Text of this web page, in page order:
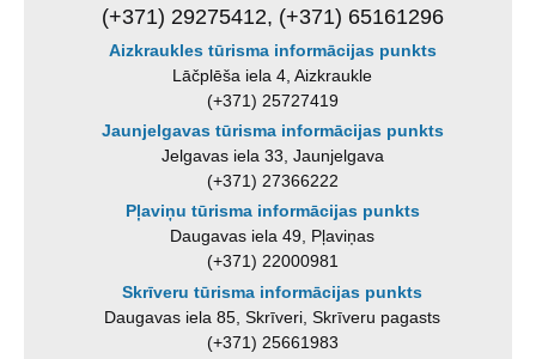
(+371) 29275412, (+371) 65161296
Aizkraukles tūrisma informācijas punkts
Lāčplēša iela 4, Aizkraukle
(+371) 25727419
Jaunjelgavas tūrisma informācijas punkts
Jelgavas iela 33, Jaunjelgava
(+371) 27366222
Pļaviņu tūrisma informācijas punkts
Daugavas iela 49, Pļaviņas
(+371) 22000981
Skrīveru tūrisma informācijas punkts
Daugavas iela 85, Skrīveri, Skrīveru pagasts
(+371) 25661983